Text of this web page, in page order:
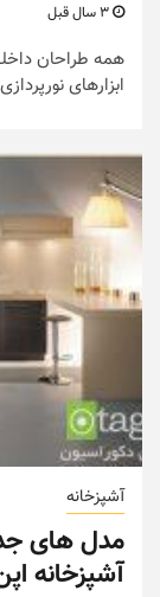
همه طراحان
ابزارهای
آشپزخانه
مدل های
آشپزخانه